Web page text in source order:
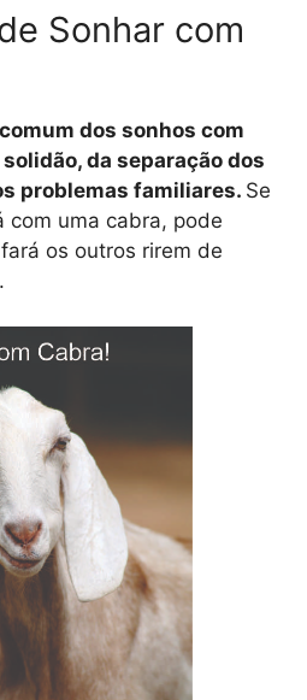
Sonhar com
dos sonhos com
da separação dos
problemas familiares. Se
com uma cabra, pode
os outros rirem de